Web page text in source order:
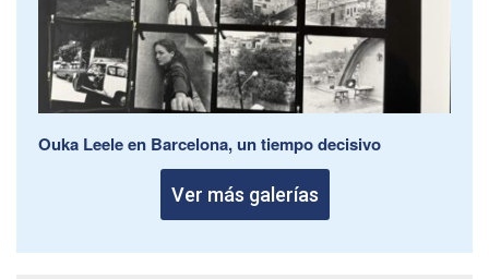
Ouka Leele en Barcelona, un tiempo decisivo
Ver más galerías